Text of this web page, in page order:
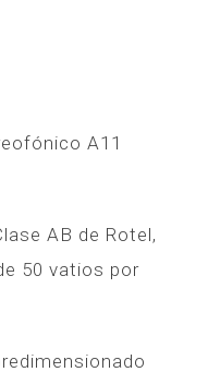
A11
AB de Rotel,
50 vatios por